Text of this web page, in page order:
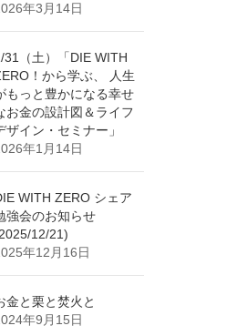
年3月14日
31（土）「DIE WITH
！から学ぶ、 人生
もっと豊かになる幸せ
お金の設計図＆ライフ
ザイン・セミナー」
年1月14日
WITH ZERO シェア
強会のお知らせ
12/21)
年12月16日
金と栗と焚火と
年9月15日